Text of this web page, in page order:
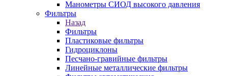
Манометры СИОД высокого давления
Фильтры
Назад
Фильтры
Пластиковые фильтры
Гидроциклоны
Песчано-гравийные фильтры
Линейные металлические фильтры